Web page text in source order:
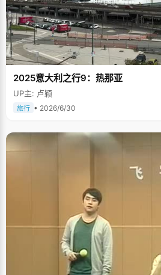
2025意大利之行9：热那亚
UP主: 卢颖
旅行 • 2026/6/30